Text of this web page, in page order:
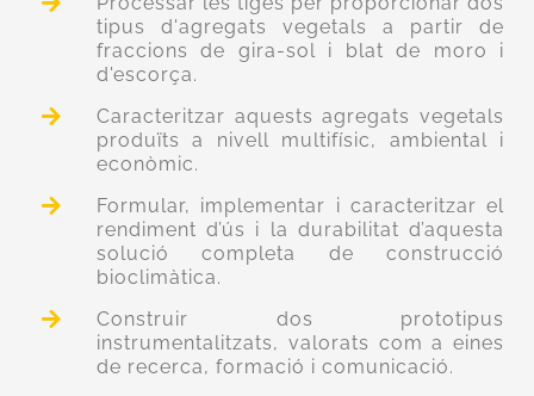
tipus d'agregats vegetals a partir de
fraccions de gira-sol i blat de moro i
d'escorça.
Caracteritzar aquests agregats vegetals
produïts a nivell multifísic, ambiental i
econòmic.
Formular, implementar i caracteritzar el
rendiment d’ús i la durabilitat d’aquesta
solució completa de construcció
bioclimàtica.
Construir dos prototipus
instrumentalitzats, valorats com a eines
de recerca, formació i comunicació.